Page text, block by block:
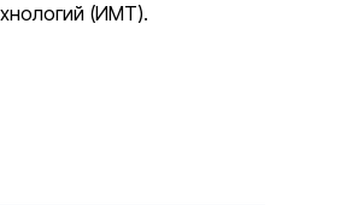
(ИМТ).